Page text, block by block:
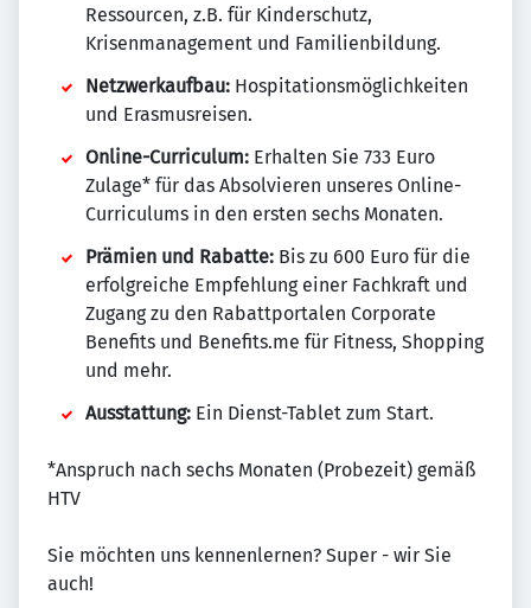
Ressourcen, z.B. für Kinderschutz,
Krisenmanagement und Familienbildung.
Netzwerkaufbau: Hospitationsmöglichkeiten
und Erasmusreisen.
Online-Curriculum: Erhalten Sie 733 Euro
Zulage* für das Absolvieren unseres Online-
Curriculums in den ersten sechs Monaten.
Prämien und Rabatte: Bis zu 600 Euro für die
erfolgreiche Empfehlung einer Fachkraft und
Zugang zu den Rabattportalen Corporate
Benefits und Benefits.me für Fitness, Shopping
und mehr.
Ausstattung: Ein Dienst-Tablet zum Start.
*Anspruch nach sechs Monaten (Probezeit) gemäß
HTV
Sie möchten uns kennenlernen? Super - wir Sie
auch!